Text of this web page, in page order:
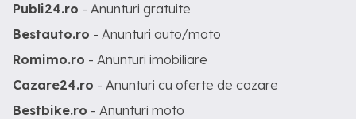
Publi24.ro - Anunturi gratuite
Bestauto.ro - Anunturi auto/moto
Romimo.ro - Anunturi imobiliare
Cazare24.ro - Anunturi cu oferte de cazare
Bestbike.ro - Anunturi moto